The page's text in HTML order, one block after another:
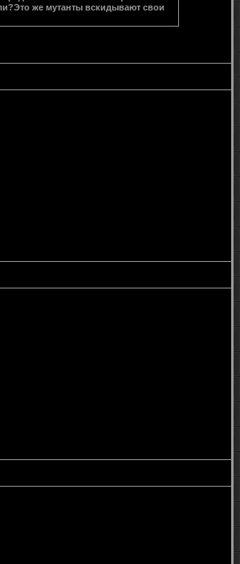
же мутанты вскидывают свои